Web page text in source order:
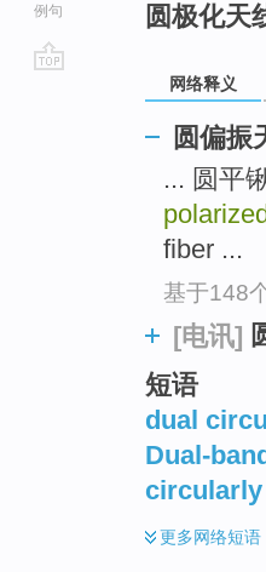
例句
圆极化天
网络释义
圆偏振
... 圆平
fiber ...
基于148
[电讯]
短语
dual
Dual-
circularly
更多网络短语